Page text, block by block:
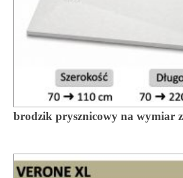
brodzik prysznicowy na wymiar